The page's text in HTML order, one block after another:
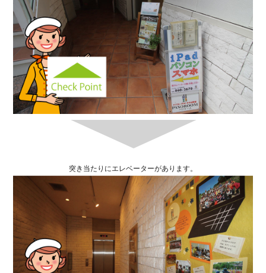
突き当たりにエレベーターがあります。